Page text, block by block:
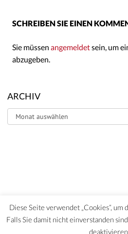
SCHREIBEN SIE EINEN
Sie müssen angemeldetsein, um
abzugeben.
ARCHIV
Archiv
Diese Seite verwendet „Cookies“, um
Falls Sie damit nicht einverstanden